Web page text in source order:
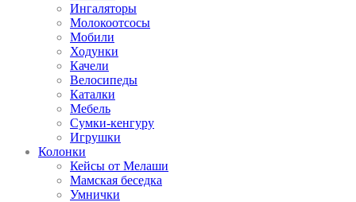
Ингаляторы
Молокоотсосы
Мобили
Ходунки
Качели
Велосипеды
Каталки
Мебель
Сумки-кенгуру
Игрушки
Колонки
Кейсы от Мелаши
Мамская беседка
Умнички